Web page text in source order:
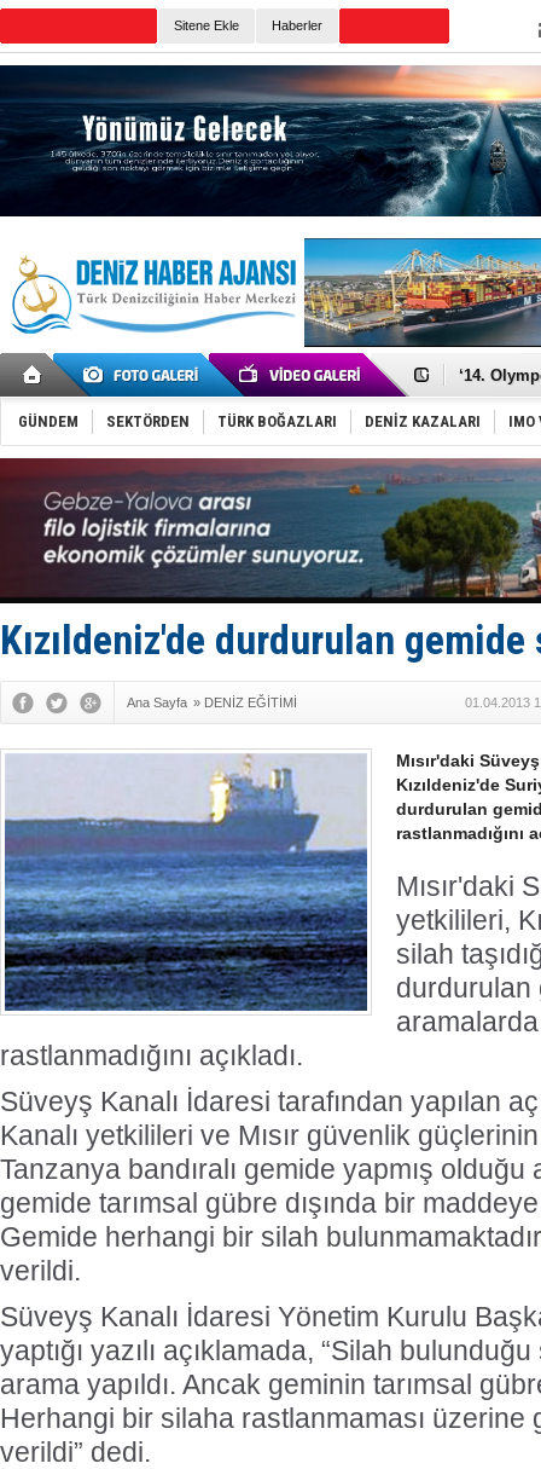
Sitene Ekle Haberler
Denizcilik
‘14.
Taksi
TÜRKLİM
SOCAR da
D-Marin,
Van’da
TAYK -
GÜNDEM SEKTÖRDEN TÜRK BOĞAZLARI DENİZ KAZALARI IMO
Kızıldeniz'de durdurulan
Ana Sayfa » DENİZ EĞİTİMİ 01.04.2013
Mısır'daki
Kızıldeniz'de
durdurulan
rastlanmadığını
Mısır'daki
yetkilileri,
silah
durdurulan
rastlanmadığını açıkladı.
Süveyş Kanalı İdaresi tarafından yapılan
Kanalı yetkilileri ve Mısır güvenlik
Tanzanya bandıralı gemide yapmış
gemide tarımsal gübre dışında bir
Gemide herhangi bir silah
verildi.
Süveyş Kanalı İdaresi Yönetim Kurulu
yaptığı yazılı açıklamada, “Silah
arama yapıldı. Ancak geminin tarımsal
Herhangi bir silaha rastlanmaması üzerine
verildi” dedi.